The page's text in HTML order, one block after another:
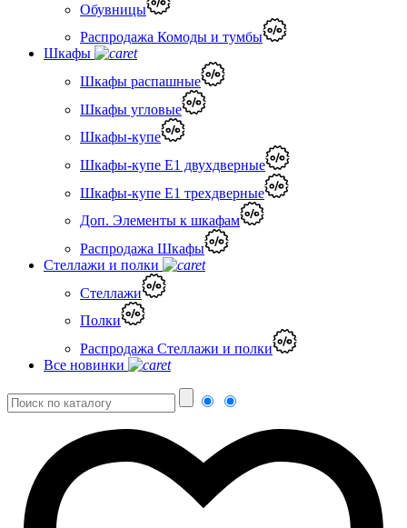
Обувницы
Распродажа Комоды и тумбы
Шкафы
Шкафы распашные
Шкафы угловые
Шкафы-купе
Шкафы-купе Е1 двухдверные
Шкафы-купе Е1 трехдверные
Доп. Элементы к шкафам
Распродажа Шкафы
Стеллажи и полки
Стеллажи
Полки
Распродажа Стеллажи и полки
Все новинки